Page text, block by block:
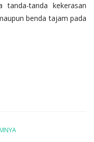
tanda kekerasan
benda tajam pada